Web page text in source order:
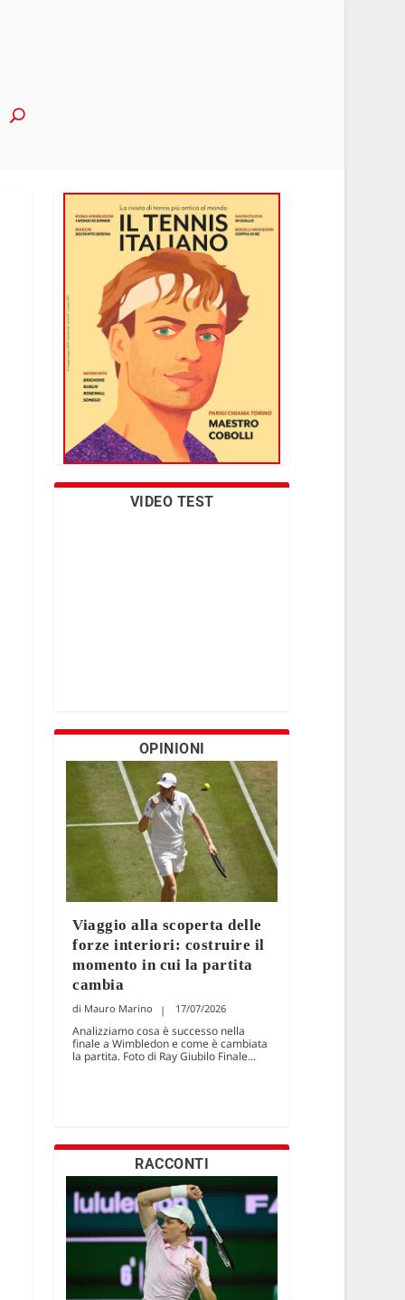
VIDEO TEST
OPINIONI
Viaggio alla scoperta delle
forze interiori: costruire il
momento in cui la partita
cambia
Mauro Marino 17/07/2026
Analizziamo cosa è successo nella
finale a Wimbledon e come è cambiata
la partita. Foto di Ray Giubilo Finale...
RACCONTI